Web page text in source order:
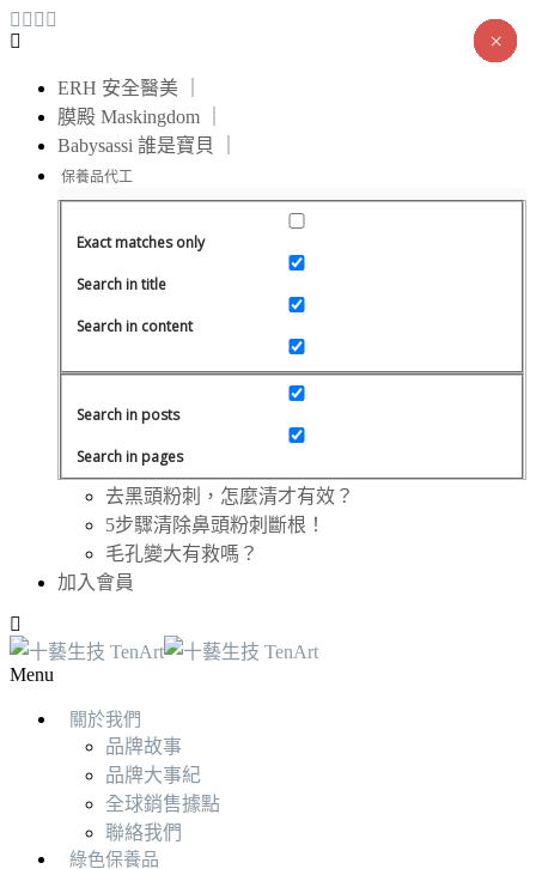
ERH 安全醫美 ｜
膜殿 Maskingdom ｜
Babysassi 誰是寶貝 ｜
Exact matches only
Search in title
Search in content
Search in posts
Search in pages
去黑頭粉刺，怎麼清才有效？
5步驟清除鼻頭粉刺斷根！
毛孔變大有救嗎？
加入會員
Menu
關於我們
品牌故事
品牌大事紀
全球銷售據點
聯絡我們
綠色保養品
×
×
×
×
×
×
×
×
×
×
×
×
×
×